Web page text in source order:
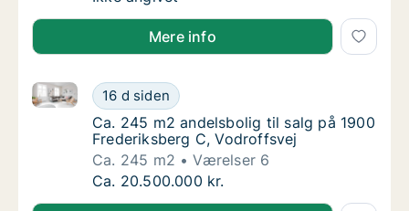
Mere info
Ca. 245 m2 andelsbolig til salg på 1900
16 d siden
Ca. 245 m2 andelsbolig til salg på 1900
Ca. 245 m2 andelsbolig til salg på 1900
Ca. 245 m2 andelsbolig til salg på 1900
Frederiksberg C, Vodroffsvej
Ca. 245 m2
Værelser 6
Ca. 245 m2 andelsbolig til salg på 1900
Ca. 20.500.000 kr.